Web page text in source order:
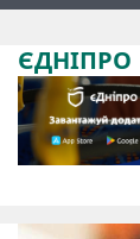
ЄДНІПРО